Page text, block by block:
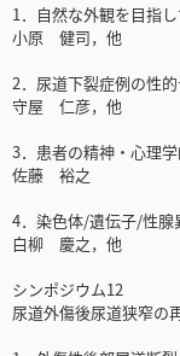
1．自然な外観を目指
小原 健司，他
2．尿道下裂症例の性
守屋 仁彦，他
3．患者の精神・心理
佐藤 裕之
4．染色体/遺伝子/性腺
白柳 慶之，他
シンポジウム12
尿道外傷後尿道狭窄の